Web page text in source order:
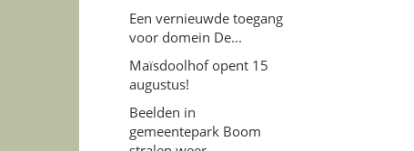
Een vernieuwde toegang
voor domein De...
Maïsdoolhof opent 15
augustus!
Beelden in
gemeentepark Boom